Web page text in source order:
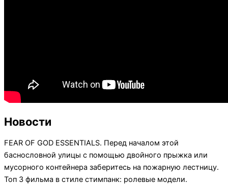
Новости
FEAR OF GOD ESSENTIALS. Перед началом этой
баснословной улицы с помощью двойного прыжка или
мусорного контейнера заберитесь на пожарную лестницу.
Топ 3 фильма в стиле стимпанк: ролевые модели.